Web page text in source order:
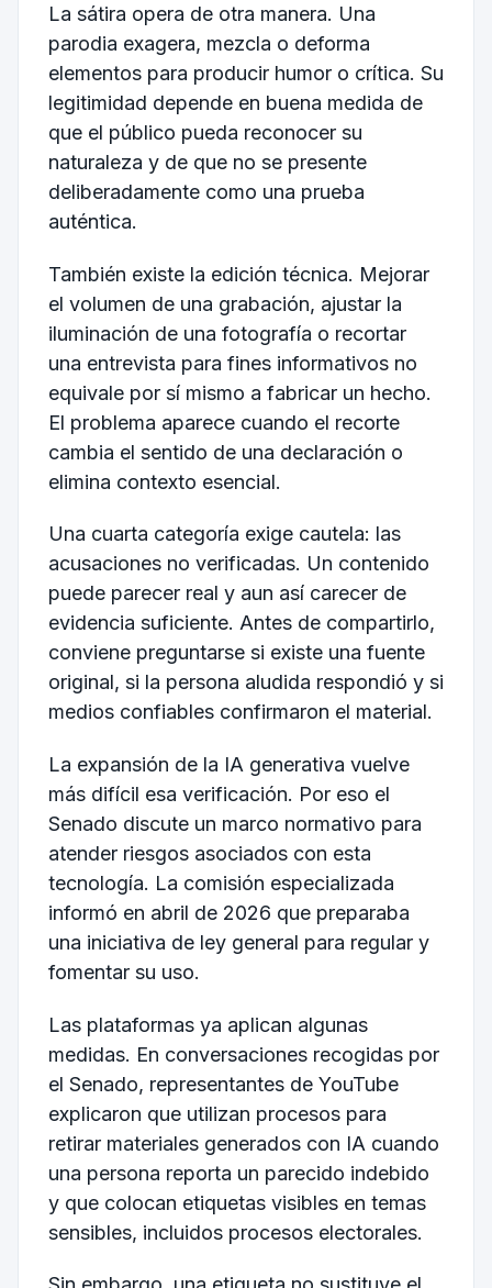
La sátira opera de otra manera. Una
parodia exagera, mezcla o deforma
elementos para producir humor o crítica. Su
legitimidad depende en buena medida de
que el público pueda reconocer su
naturaleza y de que no se presente
deliberadamente como una prueba
auténtica.
También existe la edición técnica. Mejorar
el volumen de una grabación, ajustar la
iluminación de una fotografía o recortar
una entrevista para fines informativos no
equivale por sí mismo a fabricar un hecho.
El problema aparece cuando el recorte
cambia el sentido de una declaración o
elimina contexto esencial.
Una cuarta categoría exige cautela: las
acusaciones no verificadas. Un contenido
puede parecer real y aun así carecer de
evidencia suficiente. Antes de compartirlo,
conviene preguntarse si existe una fuente
original, si la persona aludida respondió y si
medios confiables confirmaron el material.
La expansión de la IA generativa vuelve
más difícil esa verificación. Por eso el
Senado discute un marco normativo para
atender riesgos asociados con esta
tecnología. La comisión especializada
informó en abril de 2026 que preparaba
una iniciativa de ley general para regular y
fomentar su uso.
Las plataformas ya aplican algunas
medidas. En conversaciones recogidas por
el Senado, representantes de YouTube
explicaron que utilizan procesos para
retirar materiales generados con IA cuando
una persona reporta un parecido indebido
y que colocan etiquetas visibles en temas
sensibles, incluidos procesos electorales.